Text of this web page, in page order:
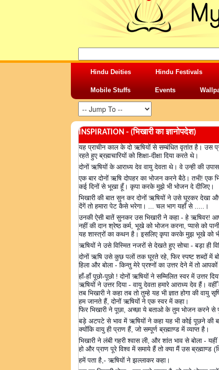
Hindu Deities Hindu Festivals
Mobile Stuffs Events
INSPIRATION - (भिखारी का ज्ञानोपदेश)
यह प्राचीन काल के दो ऋषियों से सम्बंधित वृतांत है। उस
रहते हुए ब्रह्मचारियों को शिक्षा-दीक्षा दिया करते थे।
दोनों ऋषियों के आराध्य देव वायु देवता थे। वे उन्ही की
एक बार दोनों ऋषि दोपहर का भोजन करने बैठे। तभी! एक
कई दिनों से भूखा हूँ। कृपा करके मुझे भी भोजन दे दीजिए।
भिखारी की बात सुन कर दोनों ऋषियों ने उसे घूरकर देखा
देंगें तो हमारा पेट कैसे भरेगा। ... चल भाग यहाँ से .....।
उनकी ऐसी बातें सुनकर उस भिखारी ने कहा - हे ऋषिवर!
नहीं की दान श्रेष्ठ कर्म, भूखे को भोजन करना, प्यासे को
यह शास्त्रों का कथन है। इसलिए कृपा करके मुझ भूखे को
ऋषियों ने उसे विस्मित नजरों से देखते हुए सोचा - बड़ा ही
दोनों ऋषि उसे कुछ पलों तक घूरते रहे, फिर स्पष्ट शब्दों में
हिला और बोला - किन्तु मेरे प्रश्नों का उत्तर देने में तो आपकों
हाँ-हाँ पूछो-पूछो ! दोनों ऋषियों ने सम्मिलित स्वर में
ऋषियों ने उत्तर दिया - वायु देवता हमारे आराध्य देव हैं।
तब भिखारी ने कहा तब तो तुम्हे यह भी ज्ञात होगा की
हम जानते हैं, दोनों ऋषियों ने एक स्वर में कहा।
फिर भिखारी ने पूछा, अच्छा ये बताओ के तुम भोजन करने से
बड़े अटपटे से भाव में ऋषियों ने कहा यह भी कोई पूछने की
क्योंकि वायु ही प्राण हैं, जो सम्पूर्ण ब्रह्माण्ड में व्याप्त है।
भिखारी ने लंबी गहरी श्वास ली, और शांत भाव से बोला -
हो और प्राण पूरे विश्व में समाये हैं तो क्या मैं उस
हमें पता है,- ऋषियों ने झल्लाकर कहा।